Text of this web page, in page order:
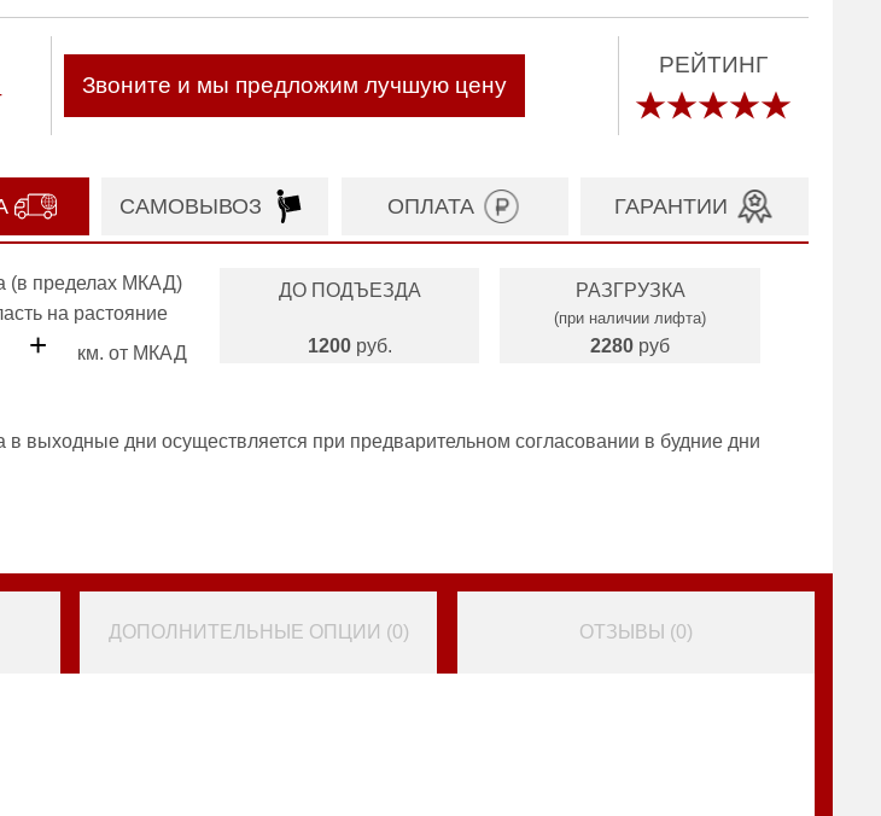
Звоните и мы предложим лучшую цену
РЕЙТИНГ
САМОВЫВОЗ ОПЛАТА ГАРАНТИИ
(в пределах МКАД)
на растояние
+ км. от МКАД
ДО ПОДЪЕЗДА
1200 руб.
РАЗГРУЗКА
(при наличии лифта)
2280 руб
в выходные дни осуществляется при предварительном согласовании в будние дни
ДОПОЛНИТЕЛЬНЫЕ ОПЦИИ (0) ОТЗЫВЫ (0)